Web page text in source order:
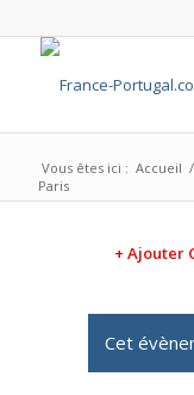
Vous êtes ici : Accueil /
Paris
+ Ajouter
Cet